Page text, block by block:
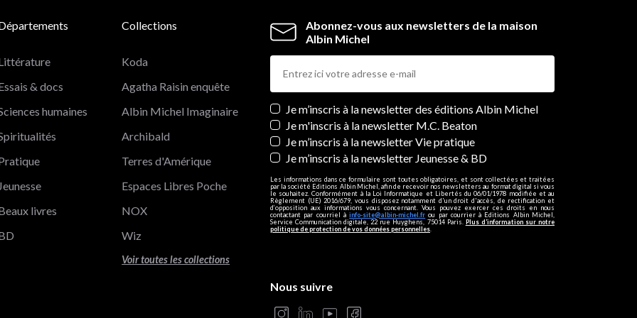
Abonnez-vous aux newsletters de la maison
Albin Michel
Newsletters
Je m’inscris à la newsletter des éditions Albin Michel
Je m'inscris à la newsletter M.C. Beaton
Je m’inscris à la newsletter Vie pratique
Je m’inscris à la newsletter Jeunesse & BD
Les informations dans ce formulaire sont toutes obligatoires, et sont collectées et traitées
par la société Editions Albin Michel, afin de recevoir nos newsletters au format digital si vous
le souhaitez. Conformément à la Loi Informatique et Libertés du 06/01/1978 modifiée et au
Règlement (UE) 2016/679, vous disposez notamment d'un droit d'accès, de rectification et
d’opposition aux informations vous concernant. Vous pouvez exercer ces droits en nous
contactant par courriel àinfo-site@albin-michel.fr ou par courrier à Editions Albin Michel,
Service Communication digitale, 22 rue Huyghens, 75014 Paris. Plus d’information sur notre
politique de protection de vos données personnelles
& docs
humaines
Jeunesse
livres
Collections
Koda
Agatha Raisin enquête
Albin Michel Imaginaire
Archibald
Terres d'Amérique
Espaces Libres Poche
NOX
Wiz
Voir toutes les collections
Nous suivre